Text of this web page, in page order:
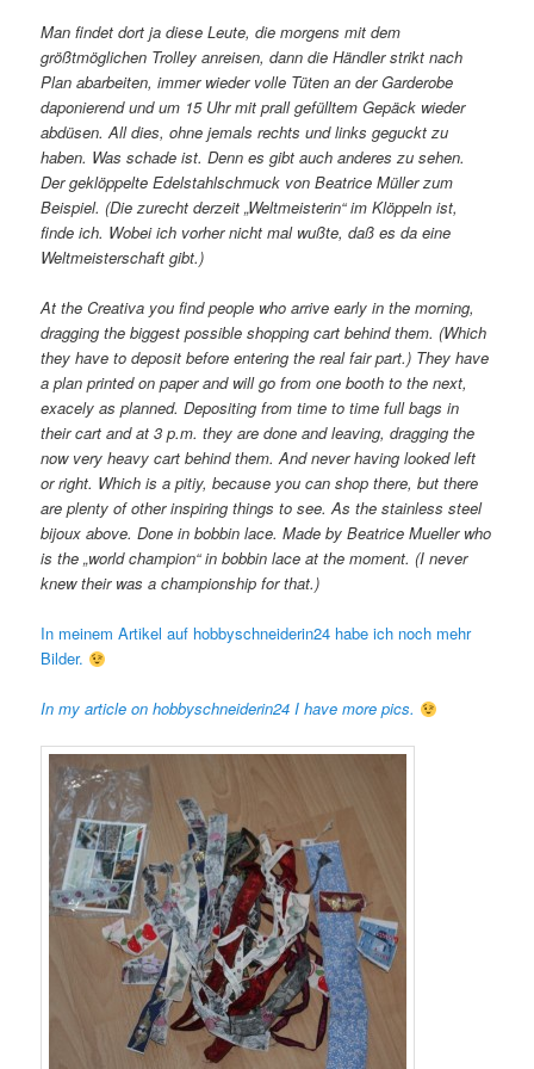
Man findet dort ja diese Leute, die morgens mit dem
größtmöglichen Trolley anreisen, dann die Händler strikt nach
Plan abarbeiten, immer wieder volle Tüten an der Garderobe
daponierend und um 15 Uhr mit prall gefülltem Gepäck wieder
abdüsen. All dies, ohne jemals rechts und links geguckt zu
haben. Was schade ist. Denn es gibt auch anderes zu sehen.
Der geklöppelte Edelstahlschmuck von Beatrice Müller zum
Beispiel. (Die zurecht derzeit „Weltmeisterin“ im Klöppeln ist,
finde ich. Wobei ich vorher nicht mal wußte, daß es da eine
Weltmeisterschaft gibt.)
At the Creativa you find people who arrive early in the morning,
dragging the biggest possible shopping cart behind them. (Which
they have to deposit before entering the real fair part.) They have
a plan printed on paper and will go from one booth to the next,
exacely as planned. Depositing from time to time full bags in
their cart and at 3 p.m. they are done and leaving, dragging the
now very heavy cart behind them. And never having looked left
or right. Which is a pitiy, because you can shop there, but there
are plenty of other inspiring things to see. As the stainless steel
bijoux above. Done in bobbin lace. Made by Beatrice Mueller who
is the „world champion“ in bobbin lace at the moment. (I never
knew their was a championship for that.)
In meinem Artikel auf hobbyschneiderin24 habe ich noch mehr
Bilder.
In my article on hobbyschneiderin24 I have more pics.